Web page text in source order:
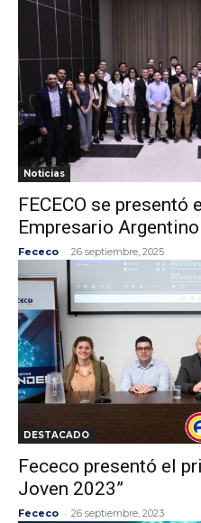
Noticias
FECECO se
Empresario
Fececo - 26 septiembre, 2025
DESTACADO
Fececo presentó el
Joven 2023”
Fececo - 26 septiembre, 2023